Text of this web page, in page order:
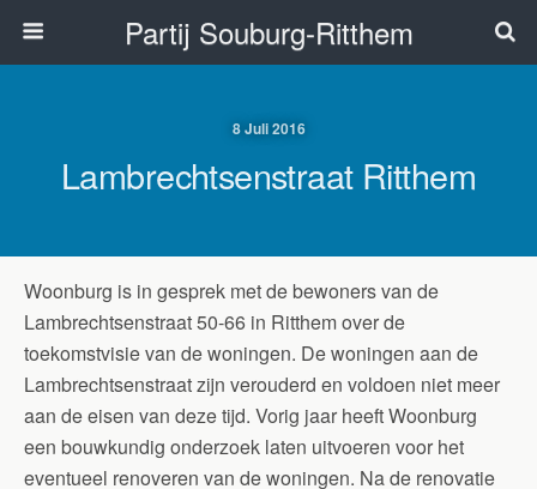
Partij Souburg-Ritthem
8 Juli 2016
Lambrechtsenstraat Ritthem
Woonburg is in gesprek met de bewoners van de
Lambrechtsenstraat 50-66 in Ritthem over de
toekomstvisie van de woningen. De woningen aan de
Lambrechtsenstraat zijn verouderd en voldoen niet meer
aan de eisen van deze tijd. Vorig jaar heeft Woonburg
een bouwkundig onderzoek laten uitvoeren voor het
eventueel renoveren van de woningen. Na de renovatie